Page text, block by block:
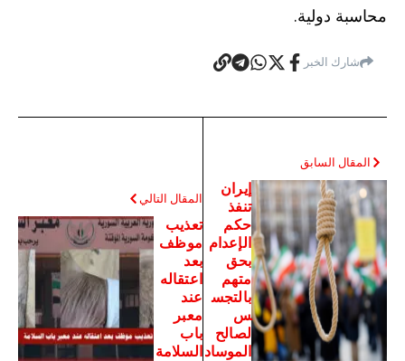
محاسبة دولية.
شارك الخبر
المقال السابق
إيران
تنفذ
حكم
الإعدام
بحق
متهم
بالتجس
س
لصالح
الموساد
المقال التالي
تعذيب
موظف
بعد
اعتقاله
عند
معبر
باب
السلامة